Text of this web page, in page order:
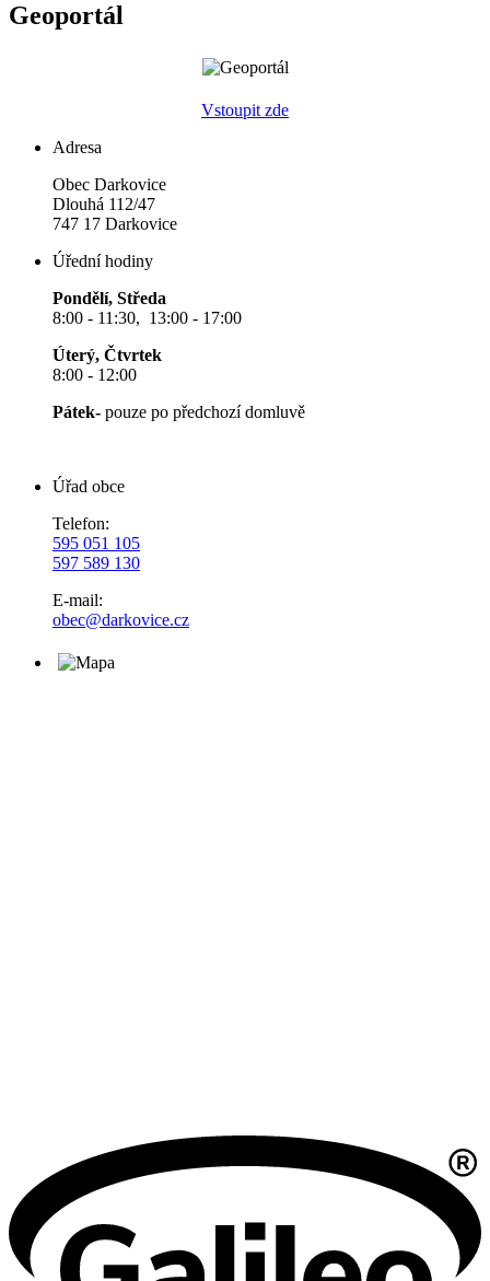
Geoportál
Vstoupit zde
Adresa
Obec Darkovice
Dlouhá 112/47
747 17 Darkovice
Úřední hodiny
Pondělí, Středa
8:00 - 11:30, 13:00 - 17:00
Úterý, Čtvrtek
8:00 - 12:00
Pátek- pouze po předchozí domluvě
Úřad obce
Telefon:
595 051 105
597 589 130
E-mail:
obec@darkovice.cz